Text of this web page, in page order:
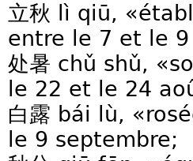
立秋 lì qiū,
entre le 7 et le
处暑 chǔ shǔ,
le 22 et le 24
白露 bái lù,
le 9 septembre;